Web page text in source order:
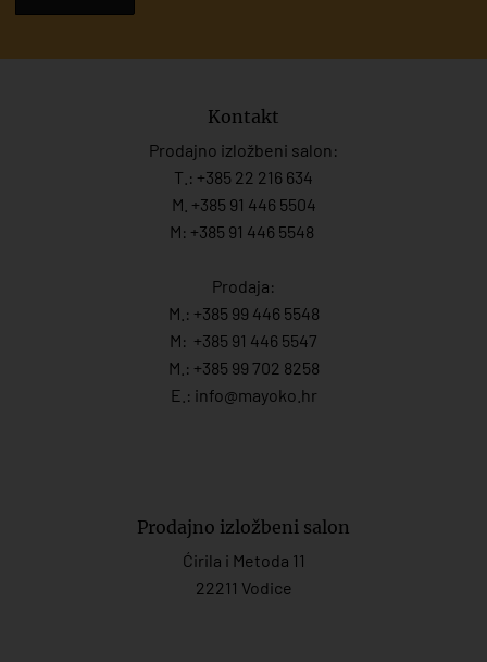
Kontakt
Prodajno izložbeni salon:
T.: +385 22 216 634
M. +385 91 446 5504
M: +385 91 446 5548
Prodaja:
M.: +385 99 446 5548
M: +385 91 446 5547
M.: +385 99 702 8258
E.: info@mayoko. hr
Prodajno izložbeni salon
Ćirila i Metoda 11
22211 Vodice